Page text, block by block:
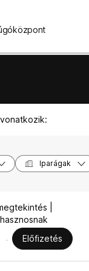
Iparágak
|
Előfizetés